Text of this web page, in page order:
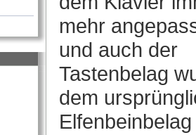
mehr
und auch der
Tastenbelag
dem